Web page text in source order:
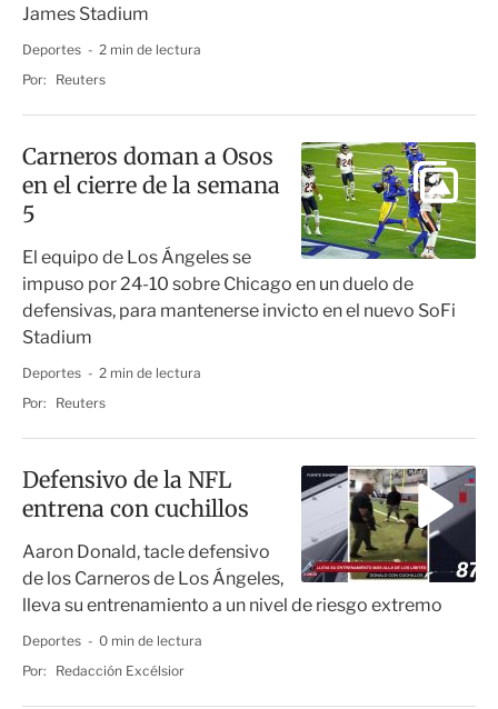
James Stadium
Deportes
2 min de lectura
Por:
Reuters
Carneros doman a Osos
en el cierre de la semana
5
El equipo de Los Ángeles se
impuso por 24-10 sobre Chicago en un duelo de
defensivas, para mantenerse invicto en el nuevo SoFi
Stadium
Deportes
2 min de lectura
Por:
Reuters
Defensivo de la NFL
entrena con cuchillos
Aaron Donald, tacle defensivo
de los Carneros de Los Ángeles,
lleva su entrenamiento a un nivel de riesgo extremo
Deportes
0 min de lectura
Por:
Redacción Excélsior